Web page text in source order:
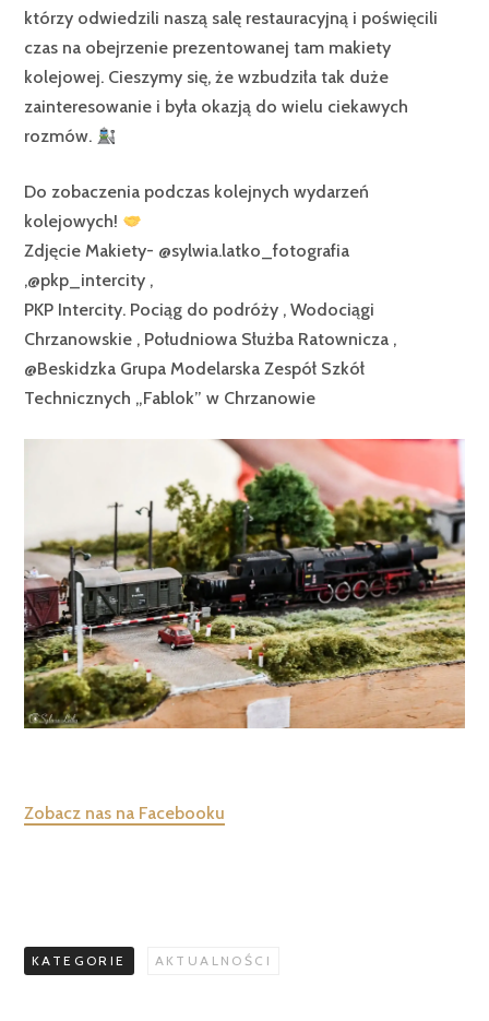
którzy odwiedzili naszą salę restauracyjną i poświęcili
czas na obejrzenie prezentowanej tam makiety
kolejowej. Cieszymy się, że wzbudziła tak duże
zainteresowanie i była okazją do wielu ciekawych
rozmów.
Do zobaczenia podczas kolejnych wydarzeń
kolejowych!
Zdjęcie Makiety- @sylwia.latko_fotografia
,@pkp_intercity ,
PKP Intercity. Pociąg do podróży , Wodociągi
Chrzanowskie , Południowa Służba Ratownicza ,
@Beskidzka Grupa Modelarska Zespół Szkół
Technicznych „Fablok” w Chrzanowie
Zobacz nas na Facebooku
KATEGORIE AKTUALNOŚCI